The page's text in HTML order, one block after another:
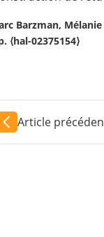
Barzman,
⟨hal-02375154⟩
Article